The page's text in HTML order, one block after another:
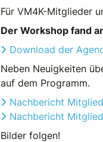
Für VM4K-Mitglieder
Der Workshop fand
Download der
Neben Neuigkeiten
auf dem Programm.
Nachbericht
Nachbericht
Bilder folgen!